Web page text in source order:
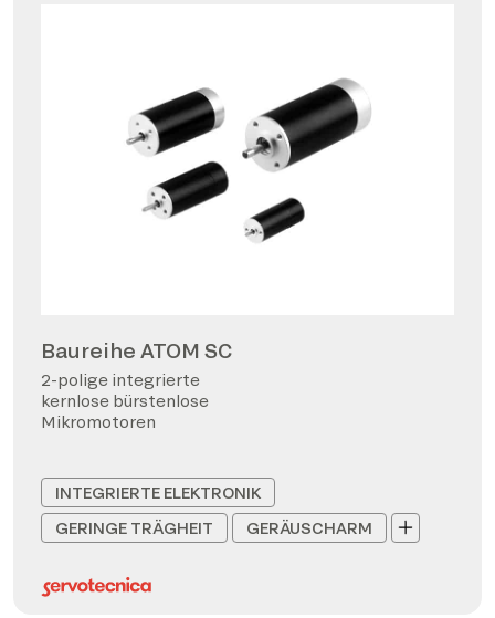
Baureihe ATOM SC
2-polige integrierte
kernlose bürstenlose
Mikromotoren
INTEGRIERTE ELEKTRONIK
GERINGE TRÄGHEIT
GERÄUSCHARM